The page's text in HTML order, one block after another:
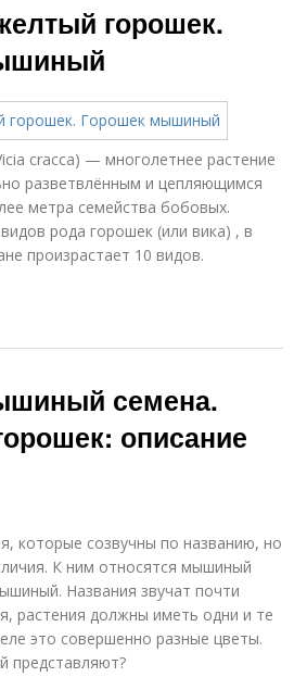
горошек.
cracca) — многолетнее растение
разветвлённым и цепляющимся
метра семейства бобовых.
рода горошек (или вика) , в
произрастает 10 видов.
семена.
описание
которые созвучны по названию, но
К ним относятся мышиный
Названия звучат почти
растения должны иметь одни и те
это совершенно разные цветы.
представляют?